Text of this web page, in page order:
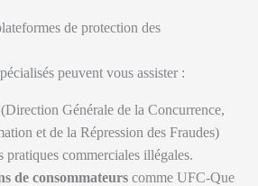
de protection des
peuvent vous assister :
(Direction Générale de la Concurrence,
et de la Répression des Fraudes)
pratiques commerciales illégales.
de consommateurs comme UFC-Que